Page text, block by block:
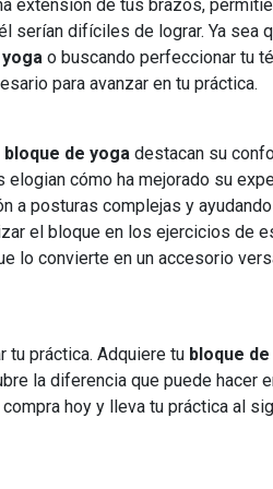
extensión de tus brazos,
serían difíciles de lograr. Ya sea
yoga o buscando perfeccionar tu
para avanzar en tu práctica.
bloque de yoga destacan su
cómo ha mejorado su
a posturas complejas y
el bloque en los ejercicios de
lo convierte en un accesorio
tu práctica. Adquiere tu bloque
la diferencia que puede hacer
compra hoy y lleva tu práctica al